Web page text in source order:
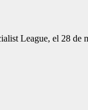
League, el 28 de